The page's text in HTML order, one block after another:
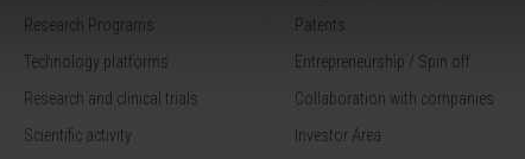
Research Programs
Technology platforms
Research and clinical trials
Scientific activity
Patents
Entrepreneurship / Spin off
Collaboration with companies
Investor Area